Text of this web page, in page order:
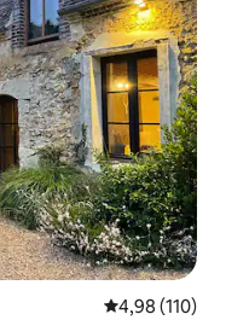
Note
4,98 (110)